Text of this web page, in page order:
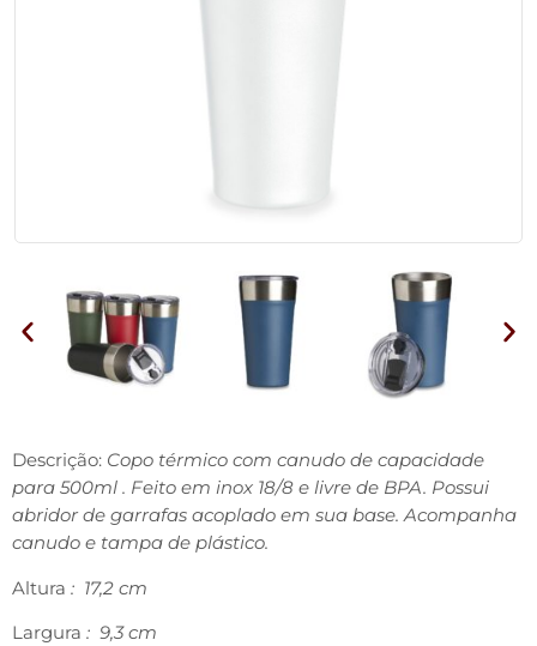
Descrição: Copo térmico com canudo de capacidade
para 500ml . Feito em inox 18/8 e livre de BPA. Possui
abridor de garrafas acoplado em sua base. Acompanha
canudo e tampa de plástico.
Altura : 17,2 cm
Largura : 9,3 cm